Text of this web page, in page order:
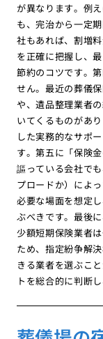
が異なります。例
も、完治から一定
社もあれば、割増
を正確に把握し、
節約のコツです。
せん。最近の葬儀
や、遺品整理業者
いてくるものがあ
した実務的なサポ
す。第五に「保険
謳っている会社で
プロードか）によ
必要な場面を想定
ぶべきです。最後
少額短期保険業者
ため、指定紛争解
きる業者を選ぶこ
トを総合的に判断